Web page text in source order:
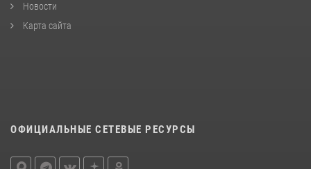
Новости
Карта сайта
ОФИЦИАЛЬНЫЕ СЕТЕВЫЕ РЕСУРСЫ